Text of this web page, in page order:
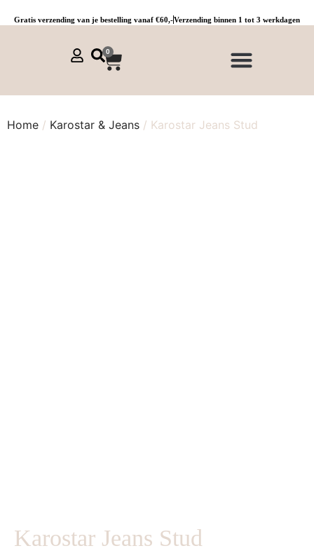
Gratis verzending van je bestelling vanaf €60,-Verzending binnen 1 tot 3 werkdagen
0
Home / Karostar & Jeans / Karostar Jeans Stud
Karostar Jeans Stud